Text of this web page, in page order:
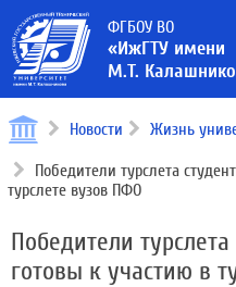
ФГБОУ ВО
«ИжГТУ имени
М.Т.
Новости Жизнь
Победители турслета
турслете вузов ПФО
Победители
готовы к участию в